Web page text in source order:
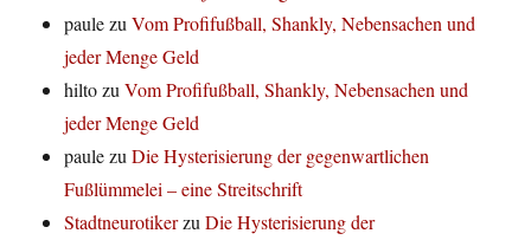
paulezuVom Profifußball, Shankly, Nebensachen und
jeder Menge Geld
hiltozuVom Profifußball, Shankly, Nebensachen und
jeder Menge Geld
paulezuDie Hysterisierung der gegenwartlichen
Fußlümmelei – eine Streitschrift
StadtneurotikerzuDie Hysterisierung der